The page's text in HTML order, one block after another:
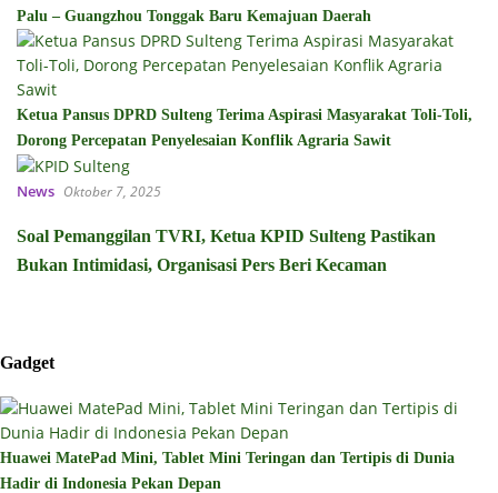
Palu – Guangzhou Tonggak Baru Kemajuan Daerah
Ketua Pansus DPRD Sulteng Terima Aspirasi Masyarakat Toli-Toli,
Dorong Percepatan Penyelesaian Konflik Agraria Sawit
News Oktober 7, 2025
Soal Pemanggilan TVRI, Ketua KPID Sulteng Pastikan
Bukan Intimidasi, Organisasi Pers Beri Kecaman
Gadget
Huawei MatePad Mini, Tablet Mini Teringan dan Tertipis di Dunia
Hadir di Indonesia Pekan Depan